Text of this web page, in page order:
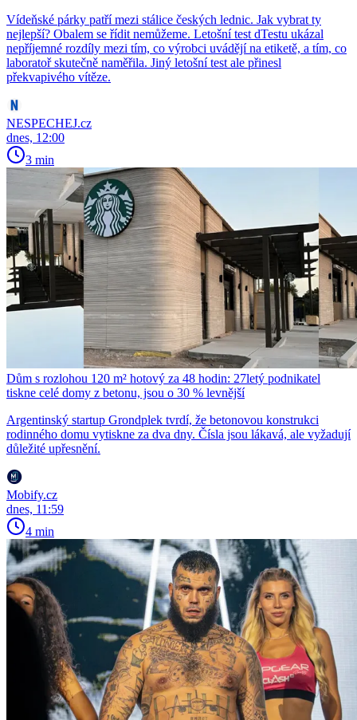
Vídeňské párky patří mezi stálice českých lednic. Jak vybrat ty
nejlepší? Obalem se řídit nemůžeme. Letošní test dTestu ukázal
nepříjemné rozdíly mezi tím, co výrobci uvádějí na etiketě, a tím, co
laboratoř skutečně naměřila. Jiný letošní test ale přinesl
překvapivého vítěze.
NESPECHEJ.cz
dnes, 12:00
3 min
Dům s rozlohou 120 m² hotový za 48 hodin: 27letý podnikatel
tiskne celé domy z betonu, jsou o 30 % levnější
Argentinský startup Grondplek tvrdí, že betonovou konstrukci
rodinného domu vytiskne za dva dny. Čísla jsou lákavá, ale vyžadují
důležité upřesnění.
Mobify.cz
dnes, 11:59
4 min